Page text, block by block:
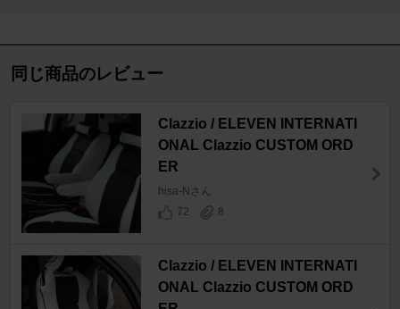
同じ商品のレビュー
Clazzio / ELEVEN INTERNATI
ONAL Clazzio CUSTOM ORD
ER
hisa-Nさん
72
8
Clazzio / ELEVEN INTERNATI
ONAL Clazzio CUSTOM ORD